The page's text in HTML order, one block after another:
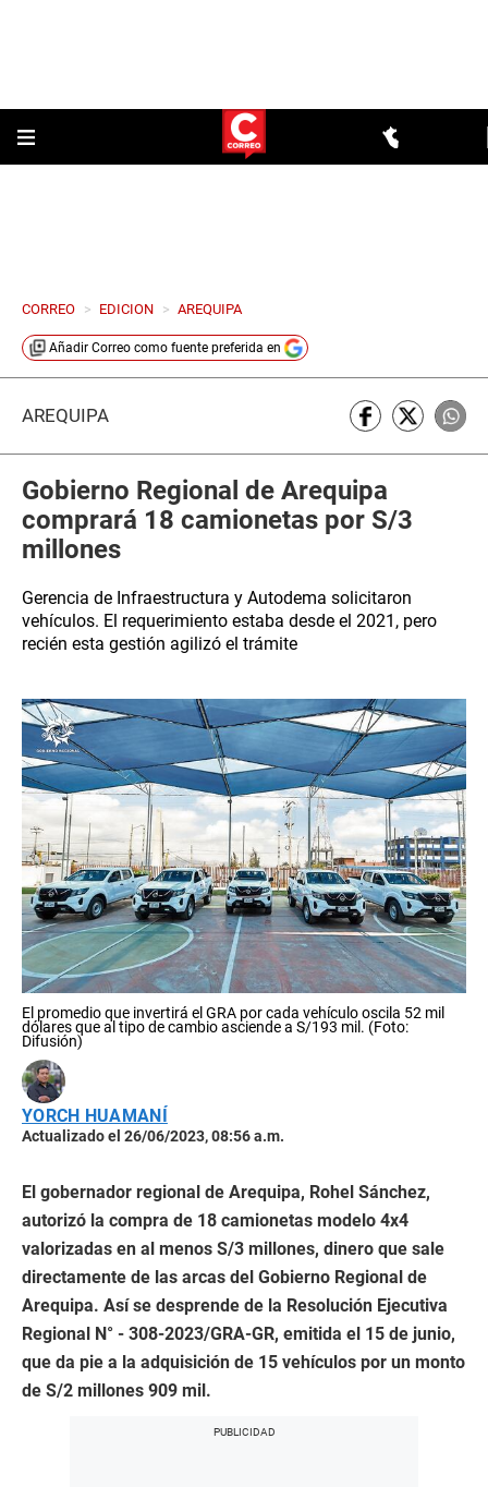
CORREO > EDICION > AREQUIPA
Añadir Correo como fuente preferida en
AREQUIPA
Gobierno Regional de Arequipa
comprará 18 camionetas por S/3
millones
Gerencia de Infraestructura y Autodema solicitaron
vehículos. El requerimiento estaba desde el 2021, pero
recién esta gestión agilizó el trámite
El promedio que invertirá el GRA por cada vehículo oscila 52 mil
dólares que al tipo de cambio asciende a S/193 mil. (Foto:
Difusión)
YORCH HUAMANÍ
Actualizado el 26/06/2023, 08:56 a.m.
El gobernador regional de Arequipa, Rohel Sánchez,
autorizó la compra de 18 camionetas modelo 4x4
valorizadas en al menos S/3 millones, dinero que sale
directamente de las arcas del Gobierno Regional de
Arequipa. Así se desprende de la Resolución Ejecutiva
Regional N° - 308-2023/GRA-GR, emitida el 15 de junio,
que da pie a la adquisición de 15 vehículos por un monto
de S/2 millones 909 mil.